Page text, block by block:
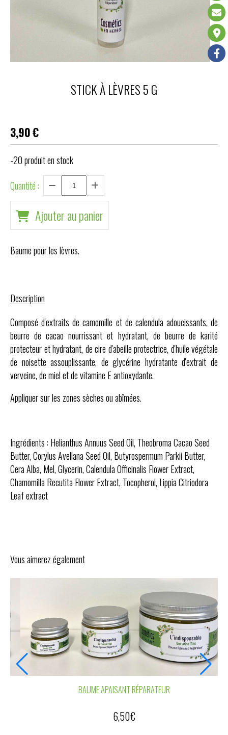
STICK À LÈVRES 5 G
3,90€
-20produit en stock
Quantité :
Ajouter au panier
Baume pour les lèvres.
Description
Composé d'extraits de camomille et de calendula adoucissants, de
beurre de cacao nourrissant et hydratant, de beurre de karité
protecteur et hydratant, de cire d'abeille protectrice, d'huile végétale
de noisette assouplissante, de glycérine hydratante d'extrait de
verveine, de miel et de vitamine E antioxydante.
Appliquer sur les zones sèches ou abîmées.
Ingrédients : Helianthus Annuus Seed Oil, Theobroma Cacao Seed
Butter, Corylus Avellana Seed Oil, Butyrospermum Parkii Butter,
Cera Alba, Mel, Glycerin, Calendula Officinalis Flower Extract,
Chamomilla Recutita Flower Extract, Tocopherol, Lippia Citriodora
Leaf extract
Vous aimerez également
BAUME APAISANT RÉPARATEUR
6,50